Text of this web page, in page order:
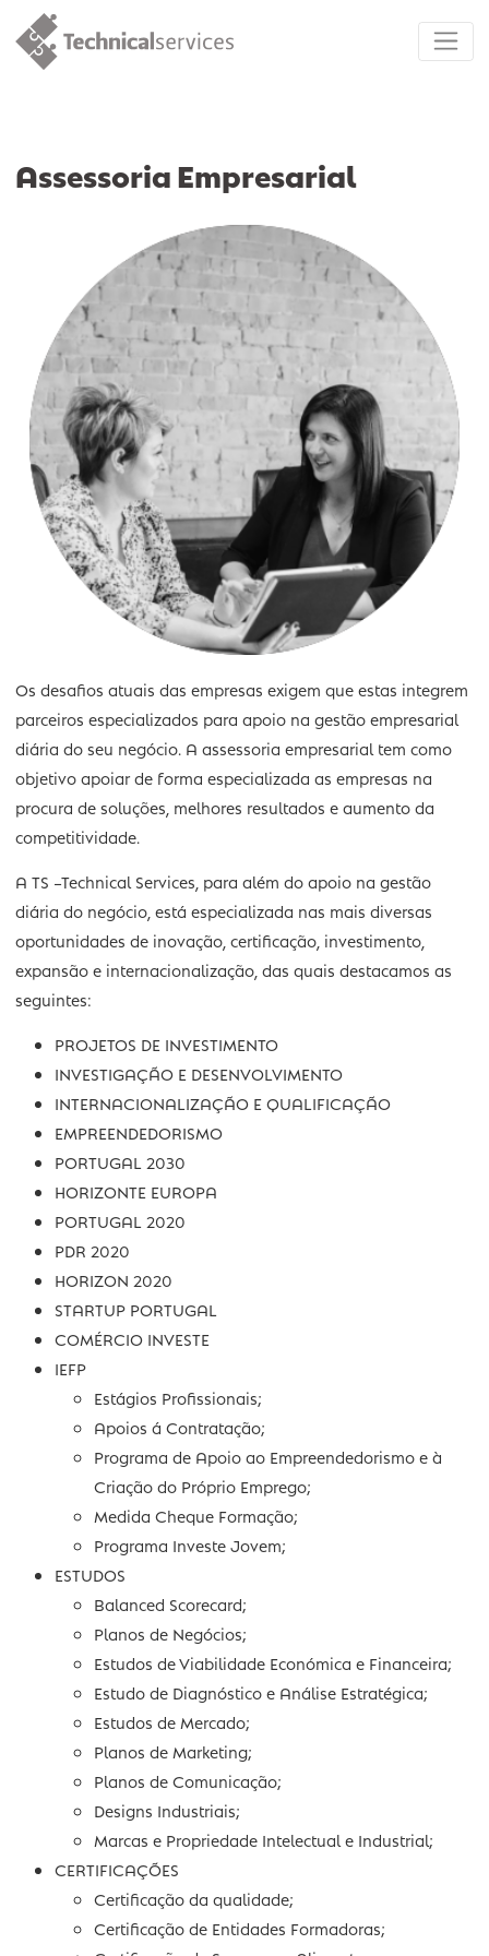
Assessoria Empresarial
Os desafios atuais das empresas exigem que estas
parceiros especializados para apoio na gestão
diária do seu negócio. A assessoria empresarial tem
procura de soluções, melhores resultados e aumento da
competitividade.
A TS –Technical Services, para além do apoio na gestão
diária do negócio, está especializada nas mais diversas
oportunidades de inovação, certificação, investimento,
expansão e internacionalização, das quais destacamos
seguintes:
PROJETOS DE INVESTIMENTO
INVESTIGAÇÃO E DESENVOLVIMENTO
INTERNACIONALIZAÇÃO E QUALIFICAÇÃO
EMPREENDEDORISMO
PORTUGAL 2030
HORIZONTE EUROPA
PDR 2020
HORIZON 2020
STARTUP PORTUGAL
COMÉRCIO INVESTE
IEFP
Estágios Profissionais;
Apoios á Contratação;
Programa de Apoio ao Empreendedorismo e
Criação do Próprio Emprego;
Medida Cheque Formação;
Programa Investe Jovem;
ESTUDOS
Balanced Scorecard;
Planos de Negócios;
Estudos de Viabilidade Económica e
Estudo de Diagnóstico e Análise Estratégica;
Estudos de Mercado;
Planos de Marketing;